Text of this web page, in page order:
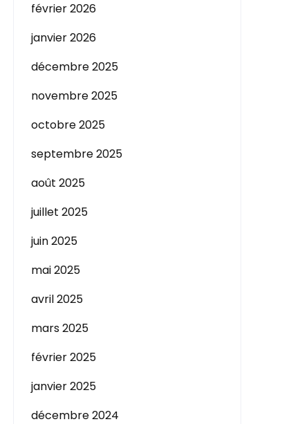
février 2026
janvier 2026
décembre 2025
novembre 2025
octobre 2025
septembre 2025
août 2025
juillet 2025
juin 2025
mai 2025
avril 2025
mars 2025
février 2025
janvier 2025
décembre 2024